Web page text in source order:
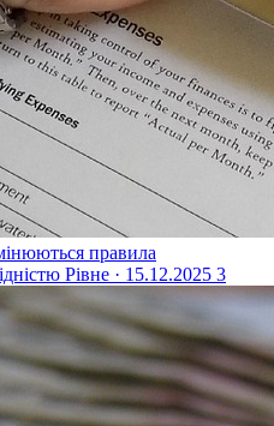
правила
Рівне · 15.12.2025 3